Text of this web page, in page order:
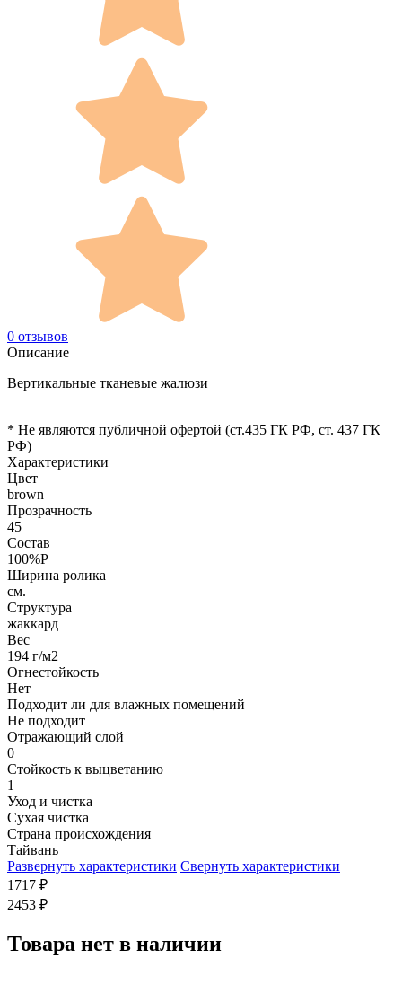
0 отзывов
Описание
Вертикальные тканевые жалюзи
* Не являются публичной офертой (ст.435 ГК РФ, cт. 437 ГК
РФ)
Характеристики
Цвет
brown
Прозрачность
45
Состав
100%P
Ширина ролика
см.
Структура
жаккард
Вес
194 г/м2
Огнестойкость
Нет
Подходит ли для влажных помещений
Не подходит
Отражающий слой
0
Стойкость к выцветанию
1
Уход и чистка
Сухая чистка
Страна происхождения
Тайвань
Развернуть характеристики Свернуть характеристики
1717 ₽
2453 ₽
Товара нет в наличии